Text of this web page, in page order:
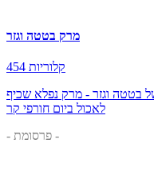
מרק בטטה וגזר
454 קלוריות
בטטה וגזר - מרק נפלא שכיף
לאכול ביום חורפי קר
- פרסומת -